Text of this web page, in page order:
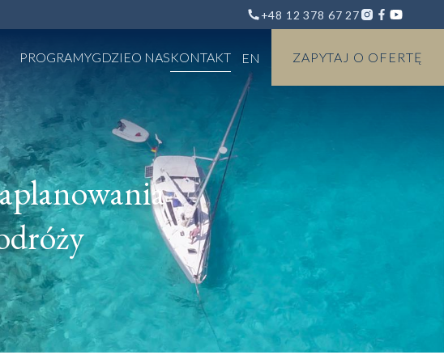
+48 12 378 67 27
PROGRAMYGDZIEO NASKONTAKT EN ZAPYTAJ O OFERTĘ